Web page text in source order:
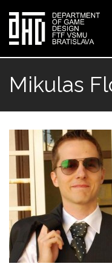
main
Mikulas